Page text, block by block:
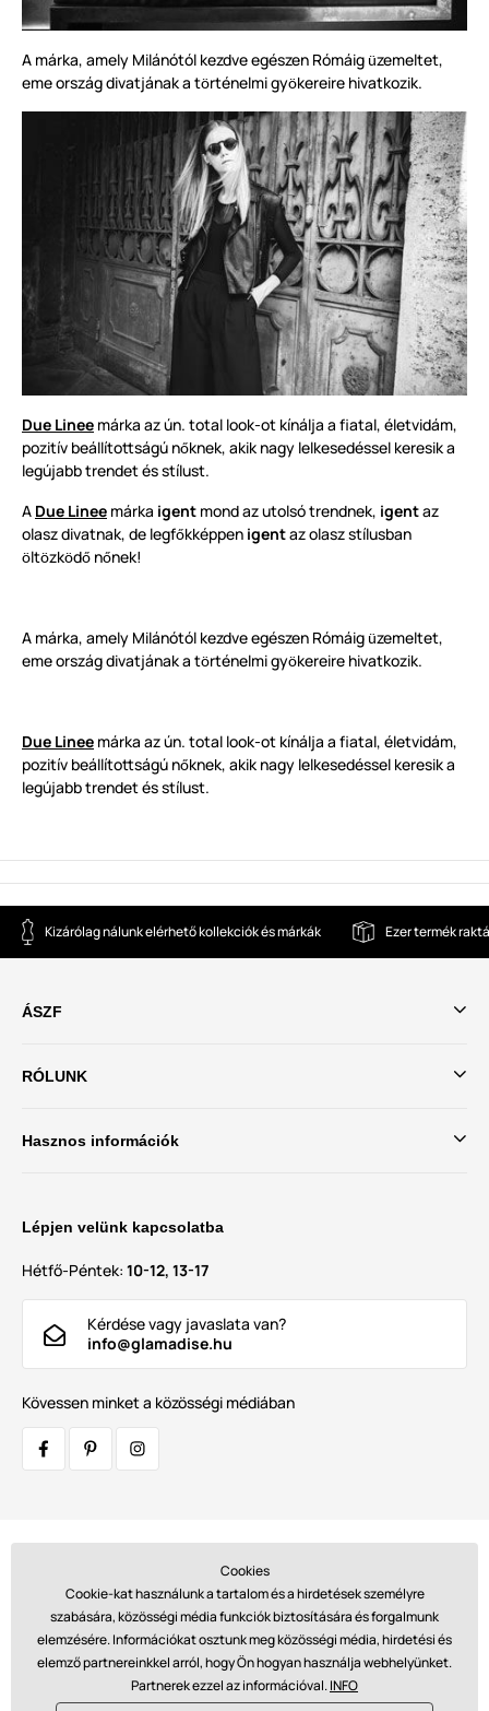
A márka, amely Milánótól kezdve egészen Rómáig üzemeltet,
eme ország divatjának a történelmi gyökereire hivatkozik.
Due Linee márka az ún. total look-ot kínálja a fiatal, életvidám,
pozitív beállítottságú nőknek, akik nagy lelkesedéssel keresik a
legújabb trendet és stílust.
A Due Linee márka igent mond az utolsó trendnek, igentaz
olasz divatnak, de legfőkképpen igentaz olasz stílusban
öltözködő nőnek!
A márka, amely Milánótól kezdve egészen Rómáig üzemeltet,
eme ország divatjának a történelmi gyökereire hivatkozik.
Due Linee márka az ún. total look-ot kínálja a fiatal, életvidám,
pozitív beállítottságú nőknek, akik nagy lelkesedéssel keresik a
legújabb trendet és stílust.
Kizárólag nálunk elérhető kollekciók és márkák Ezer termék
ÁSZF
RÓLUNK
Hasznos információk
Lépjen velünk kapcsolatba
Hétfő-Péntek: 10-12, 13-17
Kérdése vagy javaslata van?
info@glamadise.hu
Kövessen minket a közösségi médiában
Fizetések:
Cookies
Cookie-kat használunk a tartalom és a hirdetések személyre
szabására, közösségi média funkciók biztosítására és forgalmunk
elemzésére. Információkat osztunk meg közösségi média, hirdetési és
elemző partnereinkkel arról, hogy Ön hogyan használja webhelyünket.
Partnerek ezzel az információval.INFO